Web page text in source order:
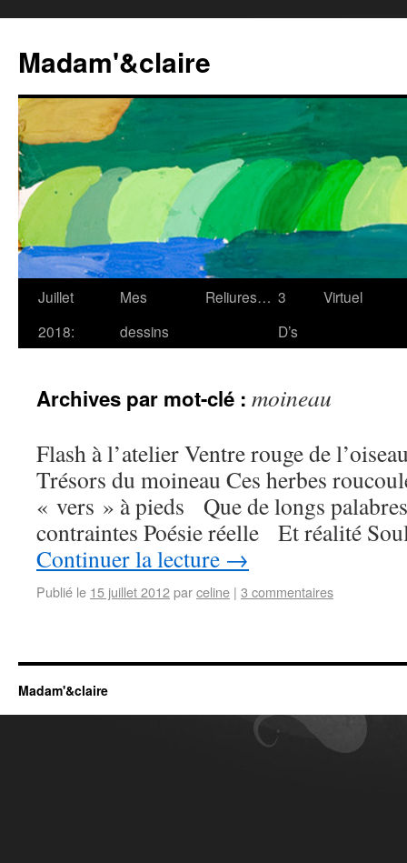
Madam'&claire
Juillet
2018:
Mes
dessins
Reliures… 3
D’s
Virtuel
Archives par mot-clé : moineau
Flash à l’atelier Ventre rouge de
Trésors du moineau Ces herbes
« vers » à pieds Que de longs
contraintes Poésie réelle Et réalité
Continuer la lecture →
Publié le 15 juillet 2012parceline | 3 commentaires
Madam'&claire